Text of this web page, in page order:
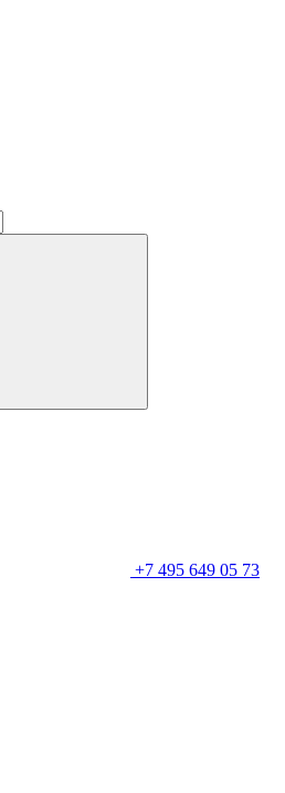
+7 495 649 05 73